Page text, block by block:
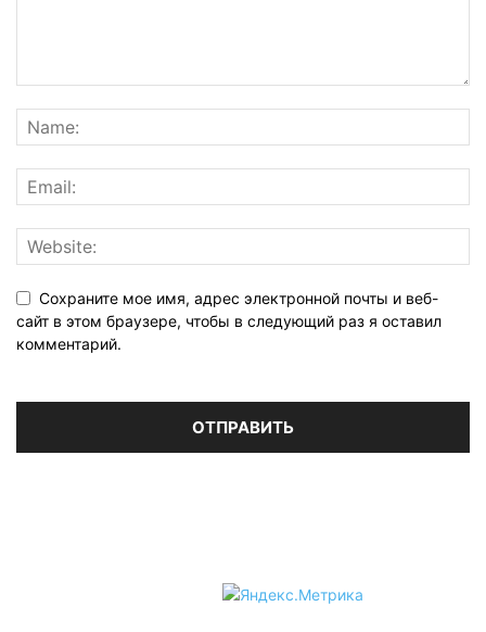
Сохраните мое имя, адрес электронной почты и веб-
сайт в этом браузере, чтобы в следующий раз я оставил
комментарий.